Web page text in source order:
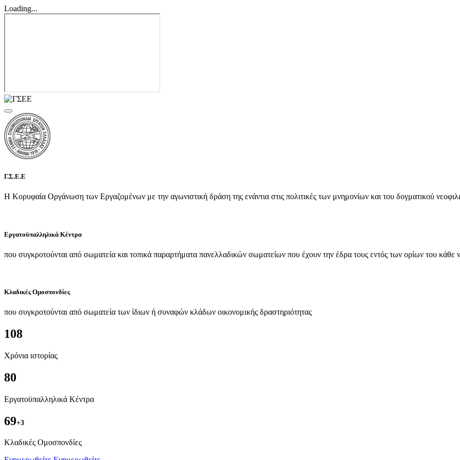
Loading...
Γ.Σ.Ε.Ε
Η Κορυφαία Οργάνωση των Εργαζομένων με την αγωνιστική δράση της ενάντια στις πολιτικές των μνημονίων και του δογματικού
Εργατοϋπαλληλικά Κέντρα
που συγκροτούνται από σωματεία και τοπικά παραρτήματα πανελλαδικών σωματείων που έχουν την έδρα τους εντός των ορίων του κάθε
Κλαδικές Ομοσπονδίες
που συγκροτούνται από σωματεία των ίδιων ή συναφών κλάδων οικονομικής δραστηριότητας
108
Χρόνια ιστορίας
80
Εργατοϋπαλληλικά Κέντρα
69+3
Kλαδικές Ομοσπονδίες